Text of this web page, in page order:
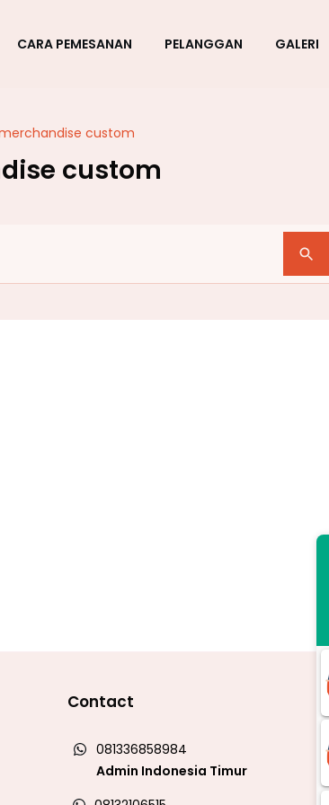
CARA PEMESANAN PELANGGAN GALERI
custom
custom
Contact
081336858984
Admin Indonesia Timur